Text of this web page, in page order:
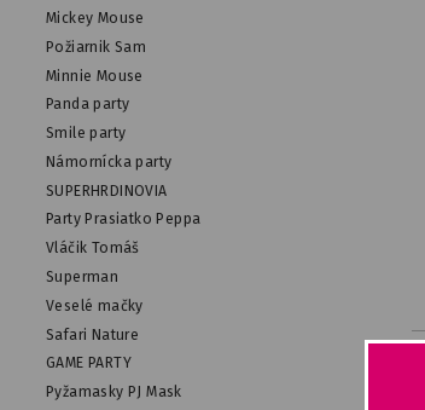
Mickey Mouse
Požiarnik Sam
Minnie Mouse
Panda party
Smile party
Námornícka party
SUPERHRDINOVIA
Party Prasiatko Peppa
Vláčik Tomáš
Superman
Veselé mačky
Safari Nature
GAME PARTY
Pyžamasky PJ Mask